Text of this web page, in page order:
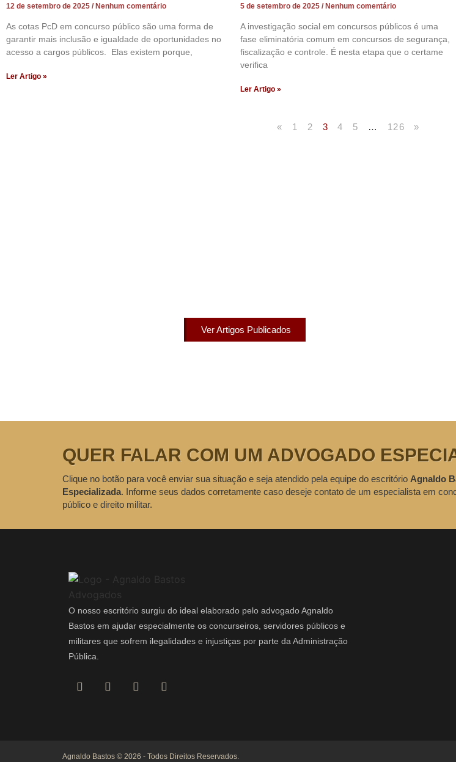
12 de setembro de 2025 Nenhum comentário
As cotas PcD em concurso público são uma forma de
garantir mais inclusão e igualdade de oportunidades no
acesso a cargos públicos. Elas existem porque,
Ler Artigo »
5 de setembro de 2025 Nenhum comentário
A investigação social em concursos públicos é uma
fase eliminatória comum em concursos de segurança,
fiscalização e controle. É nesta etapa que o certame
verifica
Ler Artigo »
« 1 2 3 4 5 … 126 »
Ver Artigos Publicados
QUER FALAR COM UM ADVOGADO
Clique no botão para você enviar sua situação e seja atendido pela equipe do escritório Agnaldo
Especializada. Informe seus dados corretamente caso deseje contato de um especialista em
público e direito militar.
O nosso escritório surgiu do ideal elaborado pelo advogado Agnaldo
Bastos em ajudar especialmente os concurseiros, servidores públicos e
militares que sofrem ilegalidades e injustiças por parte da Administração
Pública.
Agnaldo Bastos © 2026 - Todos Direitos Reservados.